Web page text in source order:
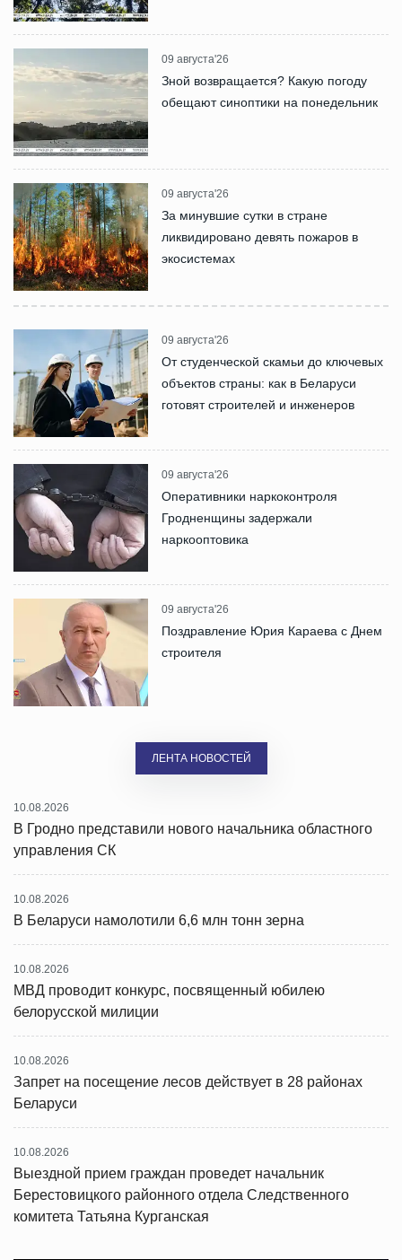
09 августа'26
Зной возвращается? Какую погоду
обещают синоптики на понедельник
09 августа'26
За минувшие сутки в стране
ликвидировано девять пожаров в
экосистемах
09 августа'26
От студенческой скамьи до ключевых
объектов страны: как в Беларуси
готовят строителей и инженеров
09 августа'26
Оперативники наркоконтроля
Гродненщины задержали
наркооптовика
09 августа'26
Поздравление Юрия Караева с Днем
строителя
ЛЕНТА НОВОСТЕЙ
10.08.2026
В Гродно представили нового начальника областного
управления СК
10.08.2026
В Беларуси намолотили 6,6 млн тонн зерна
10.08.2026
МВД проводит конкурс, посвященный юбилею
белорусской милиции
10.08.2026
Запрет на посещение лесов действует в 28 районах
Беларуси
10.08.2026
Выездной прием граждан проведет начальник
Берестовицкого районного отдела Следственного
комитета Татьяна Курганская